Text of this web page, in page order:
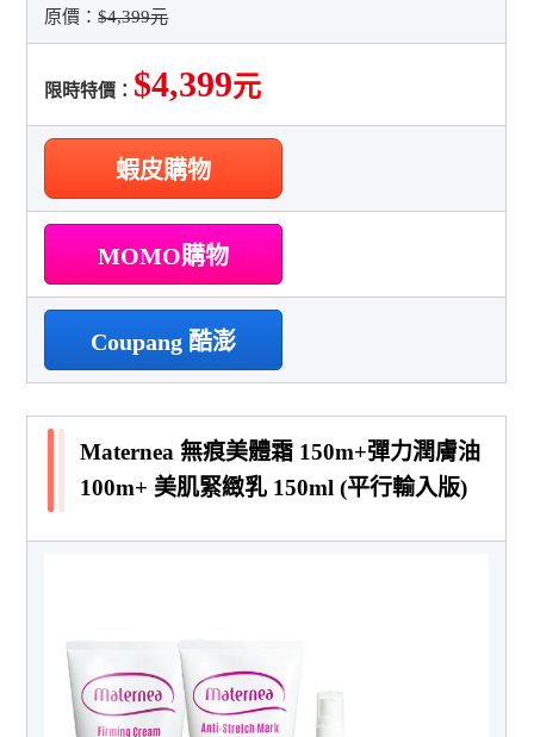
原價：$4,399元
限時特價： $4,399元
蝦皮購物
MOMO購物
Coupang 酷澎
Maternea 無痕美體霜 150m+彈力潤膚油
100m+ 美肌緊緻乳 150ml (平行輸入版)